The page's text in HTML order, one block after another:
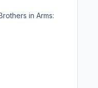
in Arms: